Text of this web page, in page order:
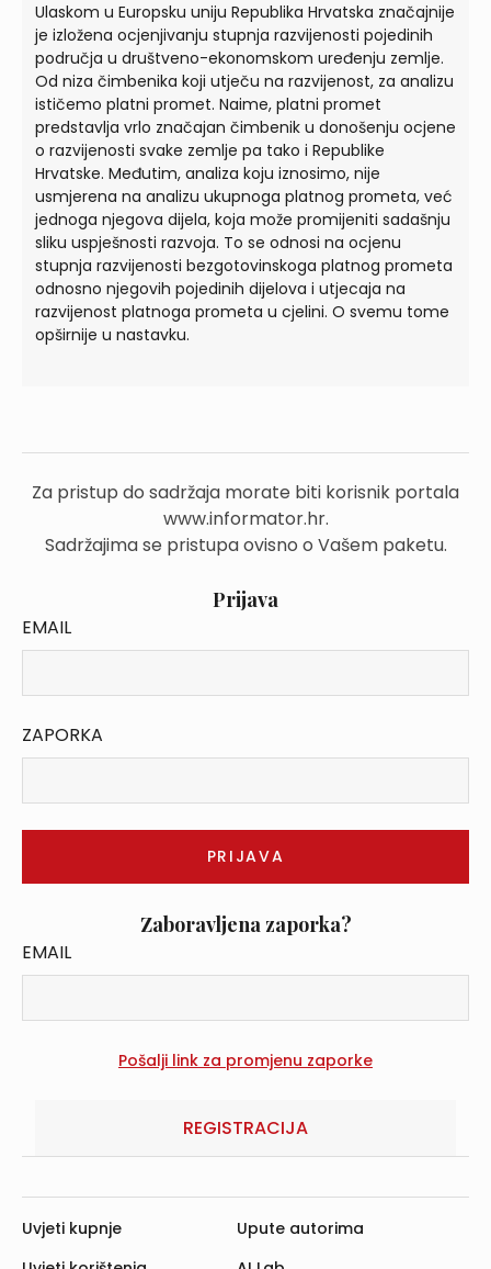
Ulaskom u Europsku uniju Republika Hrvatska značajnije
je izložena ocjenjivanju stupnja razvijenosti pojedinih
područja u društveno-ekonomskom uređenju zemlje.
Od niza čimbenika koji utječu na razvijenost, za analizu
ističemo platni promet. Naime, platni promet
predstavlja vrlo značajan čimbenik u donošenju ocjene
o razvijenosti svake zemlje pa tako i Republike
Hrvatske. Međutim, analiza koju iznosimo, nije
usmjerena na analizu ukupnoga platnog prometa, već
jednoga njegova dijela, koja može promijeniti sadašnju
sliku uspješnosti razvoja. To se odnosi na ocjenu
stupnja razvijenosti bezgotovinskoga platnog prometa
odnosno njegovih pojedinih dijelova i utjecaja na
razvijenost platnoga prometa u cjelini. O svemu tome
opširnije u nastavku.
Za pristup do sadržaja morate biti korisnik portala
www.informator.hr.
Sadržajima se pristupa ovisno o Vašem paketu.
Prijava
EMAIL
ZAPORKA
Zaboravljena zaporka?
EMAIL
REGISTRACIJA
Uvjeti kupnje
Upute autorima